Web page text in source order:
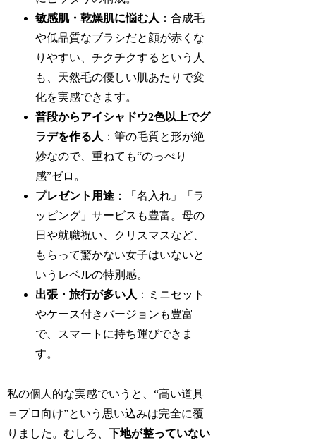
敏感肌・乾燥肌に悩む人 ：合成毛
や低品質なブラシだと顔が赤くな
りやすい、チクチクするという人
も、天然毛の優しい肌あたりで変
化を実感できます。
普段からアイシャドウ2色以上でグ
ラデを作る人 ：筆の毛質と形が絶
妙なので、重ねても“のっぺり
感”ゼロ。
プレゼント用途 ：「名入れ」「ラ
ッピング」サービスも豊富。母の
日や就職祝い、クリスマスなど、
もらって驚かない女子はいないと
いうレベルの特別感。
出張・旅行が多い人 ：ミニセット
やケース付きバージョンも豊富
で、スマートに持ち運びできま
す。
私の個人的な実感でいうと、“高い道具
＝プロ向け”という思い込みは完全に覆
りました。むしろ、下地が整っていない